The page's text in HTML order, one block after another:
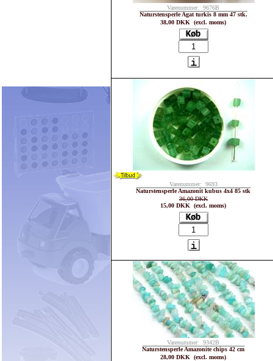
Varenummer: 9676B
Naturstensperle Agat turkis 8 mm 47 stk.
38,00 DKK (excl. moms)
Varenummer: 9693
Naturstensperle Amazonit kubus 4x4 85 stk
36,00 DKK
15,00 DKK (excl. moms)
Varenummer: 9342B
Naturstensperle Amazonite chips 42 cm
28,00 DKK (excl. moms)